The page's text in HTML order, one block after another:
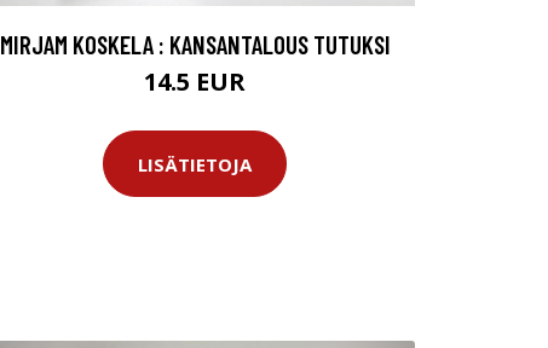
MIRJAM KOSKELA : KANSANTALOUS TUTUKSI
14.5 EUR
LISÄTIETOJA